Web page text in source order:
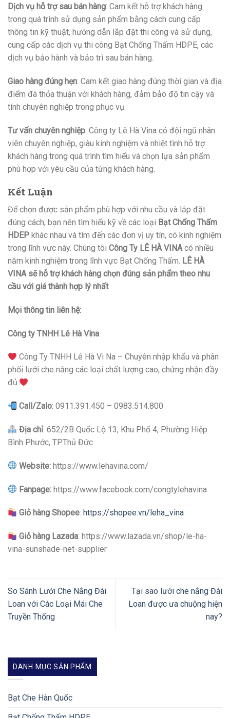
Dịch vụ hỗ trợ sau bán hàng: Cam kết hỗ trợ khách hàng
trong quá trình sử dụng sản phẩm bằng cách cung cấp
thông tin kỹ thuật, hướng dẫn lắp đặt thi công và sử dụng,
cung cấp các dịch vụ thi công Bạt Chống Thấm HDPE, các
dịch vụ bảo hành và bảo trì sau bán hàng.
Giao hàng đúng hẹn: Cam kết giao hàng đúng thời gian và địa
điểm đã thỏa thuận với khách hàng, đảm bảo độ tin cậy và
tính chuyên nghiệp trong phục vụ.
Tư vấn chuyên nghiệp: Công ty Lê Hà Vina có đội ngũ nhân
viên chuyên nghiệp, giàu kinh nghiệm và nhiệt tình hỗ trợ
khách hàng trong quá trình tìm hiểu và chọn lựa sản phẩm
phù hợp với yêu cầu của từng khách hàng.
Kết Luận
Để chọn được sản phẩm phù hợp với nhu cầu và lắp đặt
đúng cách, bạn nên tìm hiểu kỹ về các loại Bạt Chống Thấm
HDEP khác nhau và tìm đến các đơn vị uy tín, có kinh nghiệm
trong lĩnh vực này. Chúng tôi Công Ty LÊ HÀ VINAcó nhiều
năm kinh nghiệm trong lĩnh vực Bạt Chống Thấm. LÊ HÀ
VINAsẽ hỗ trợ khách hàng chọn đúng sản phẩm theo nhu
cầu với giá thành hợp lý nhất
Mọi thông tin liên hệ:
Công ty TNHH Lê Hà Vina
Công Ty TNHH Lê Hà Vi Na – Chuyên nhập khẩu và phân
phối lưới che nắng các loại chất lượng cao, chứng nhận đầy
đủ.
Call/Zalo: 0911.391.450 – 0983.514.800
Địa chỉ: 652/2B Quốc Lộ 13, Khu Phố 4, Phường Hiệp
Bình Phước, TP.Thủ Đức
Website: https://www.lehavina.com/
Fanpage: https://www.facebook.com/congtylehavina
Giỏ hàng Shopee: https://shopee.vn/leha_vina
Giỏ hàng Lazada: https://www.lazada.vn/shop/le-ha-
vina-sunshade-net-supplier
So Sánh Lưới Che Nắng Đài
Loan với Các Loại Mái Che
Truyền Thống
Tại sao lưới che nắng Đài
Loan được ưa chuộng hiện
nay?
DANH MỤC SẢN PHẨM
Bạt Che Hàn Quốc